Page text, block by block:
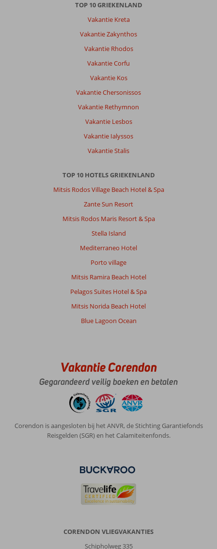
TOP 10 GRIEKENLAND
Vakantie Kreta
Vakantie Zakynthos
Vakantie Rhodos
Vakantie Corfu
Vakantie Kos
Vakantie Chersonissos
Vakantie Rethymnon
Vakantie Lesbos
Vakantie Ialyssos
Vakantie Stalis
TOP 10 HOTELS GRIEKENLAND
Mitsis Rodos Village Beach Hotel & Spa
Zante Sun Resort
Mitsis Rodos Maris Resort & Spa
Stella Island
Mediterraneo Hotel
Porto village
Mitsis Ramira Beach Hotel
Pelagos Suites Hotel & Spa
Mitsis Norida Beach Hotel
Blue Lagoon Ocean
Vakantie Corendon
Gegarandeerd veilig boeken en betalen
Corendon is aangesloten bij het ANVR, de Stichting Garantiefonds
Reisgelden (SGR) en het Calamiteitenfonds.
CORENDON VLIEGVAKANTIES
Schipholweg 335